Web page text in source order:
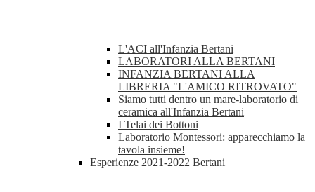
L'ACI all'Infanzia Bertani
LABORATORI ALLA BERTANI
INFANZIA BERTANI ALLA
LIBRERIA "L'AMICO RITROVATO"
Siamo tutti dentro un mare-laboratorio di
ceramica all'Infanzia Bertani
I Telai dei Bottoni
Laboratorio Montessori: apparecchiamo la
tavola insieme!
Esperienze 2021-2022 Bertani